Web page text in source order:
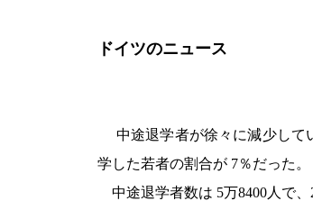
ドイツのニュース
中途退学者が徐々に減少して
学した若者の割合が 7％だった。
中途退学者数は 5万8400人で、